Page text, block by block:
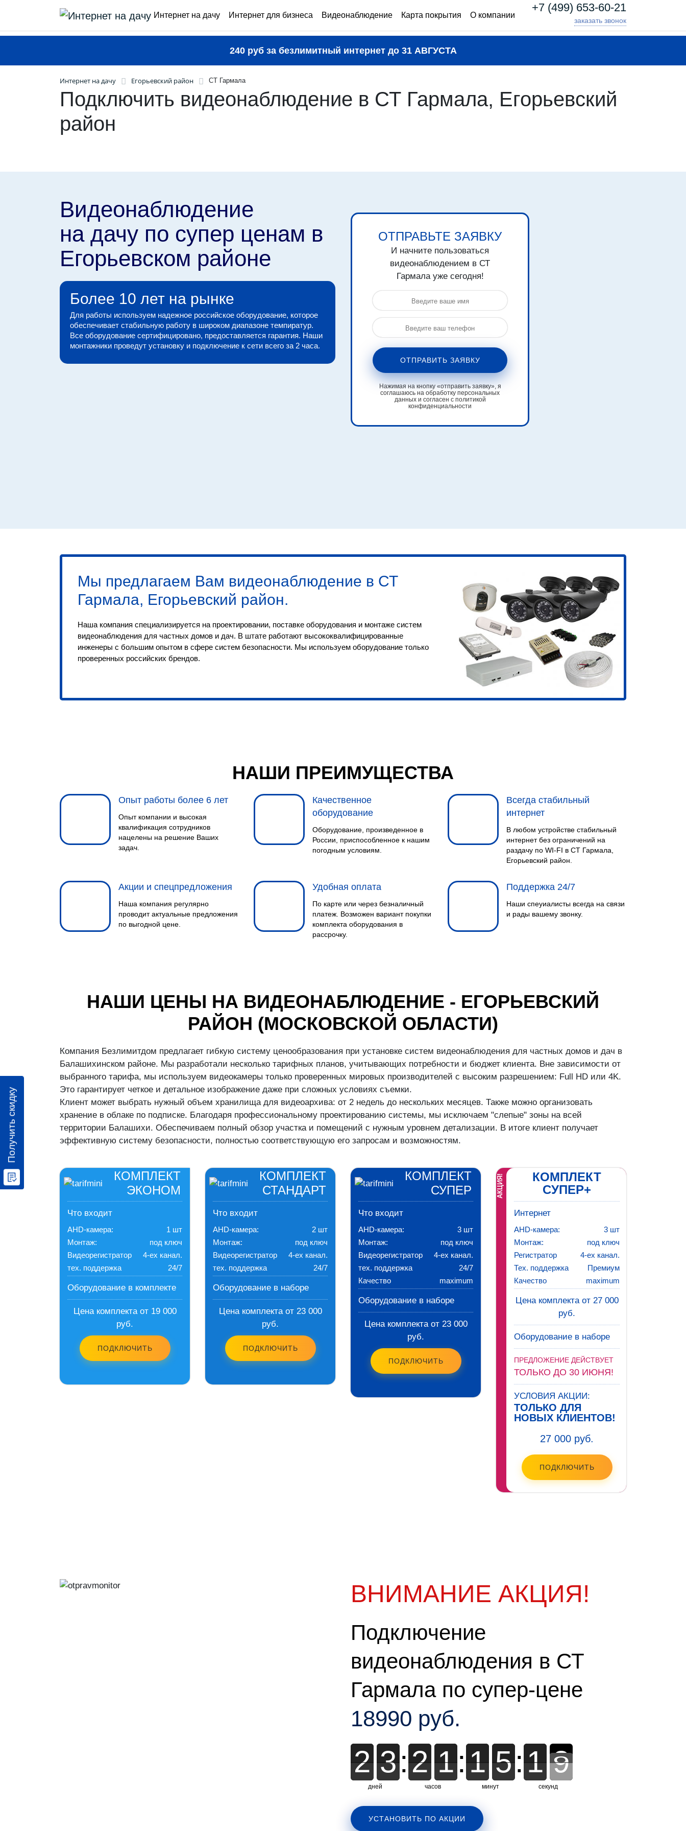
Интернет на дачу Интернет для бизнеса Видеонаблюдение Карта покрытия О компании
+7 (499) 653-60-21
заказать звонок
240 руб за безлимитный интернет до 31 АВГУСТА
Интернет на дачу Егорьевский район СТ Гармала
Подключить видеонаблюдение в СТ Гармала, Егорьевский
район
Видеонаблюдение
на дачу по супер ценам в
Егорьевском районе
Более 10 лет на рынке
Для работы используем надежное российское оборудование, которое
обеспечивает стабильную работу в широком диапазоне темпиратур.
Все оборудование сертифицировано, предоставляется гарантия. Наши
монтажники проведут установку и подключение к сети всего за 2 часа.
ОТПРАВЬТЕ ЗАЯВКУ
И начните пользоваться
видеонаблюдением в СТ
Гармала уже сегодня!
ОТПРАВИТЬ ЗАЯВКУ
Нажимая на кнопку «отправить заявку», я
соглашаюсь на обработку персональных
данных и согласен с политикой
конфиденциальности
Мы предлагаем Вам видеонаблюдение в СТ
Гармала, Егорьевский район.
Наша компания специализируется на проектировании, поставке оборудования и монтаже систем
видеонаблюдения для частных домов и дач. В штате работают высококвалифицированные
инженеры с большим опытом в сфере систем безопасности. Мы используем оборудование только
проверенных российских брендов.
НАШИ ПРЕИМУЩЕСТВА
Опыт работы более 6 лет
Опыт компании и высокая
квалификация сотрудников
нацелены на решение Ваших
задач.
Качественное
оборудование
Оборудование, произведенное в
России, приспособленное к нашим
погодным условиям.
Всегда стабильный
интернет
В любом устройстве стабильный
интернет без ограничений на
раздачу по WI-FI в СТ Гармала,
Егорьевский район.
Акции и спецпредложения
Наша компания регулярно
проводит актуальные предложения
по выгодной цене.
Удобная оплата
По карте или через безналичный
платеж. Возможен вариант покупки
комплекта оборудования в
рассрочку.
Поддержка 24/7
Наши спеуиалисты всегда на связи
и рады вашему звонку.
НАШИ ЦЕНЫ НА ВИДЕОНАБЛЮДЕНИЕ - ЕГОРЬЕВСКИЙ
РАЙОН (МОСКОВСКОЙ ОБЛАСТИ)
Компания Безлимитдом предлагает гибкую систему ценообразования при установке систем видеонаблюдения для частных домов и дач в
Балашихинском районе. Мы разработали несколько тарифных планов, учитывающих потребности и бюджет клиента. Вне зависимости от
выбранного тарифа, мы используем видеокамеры только проверенных мировых производителей с высоким разрешением: Full HD или 4K.
Это гарантирует четкое и детальное изображение даже при сложных условиях съемки.
Клиент может выбрать нужный объем хранилища для видеоархива: от 2 недель до нескольких месяцев. Также можно организовать
хранение в облаке по подписке. Благодаря профессиональному проектированию системы, мы исключаем "слепые" зоны на всей
территории Балашихи. Обеспечиваем полный обзор участка и помещений с нужным уровнем детализации. В итоге клиент получает
эффективную систему безопасности, полностью соответствующую его запросам и возможностям.
КОМПЛЕКТ
ЭКОНОМ
Что входит
AHD-камера:
1 шт
Монтаж:
под ключ
Видеорегистратор
4-ех канал.
тех. поддержка
24/7
Оборудование в комплекте
Цена комплекта от 19 000
руб.
ПОДКЛЮЧИТЬ
КОМПЛЕКТ
СТАНДАРТ
Что входит
AHD-камера:
2 шт
Монтаж:
под ключ
Видеорегистратор
4-ех канал.
тех. поддержка
24/7
Оборудование в наборе
Цена комплекта от 23 000
руб.
ПОДКЛЮЧИТЬ
КОМПЛЕКТ
СУПЕР
Что входит
AHD-камера:
3 шт
Монтаж:
под ключ
Видеорегистратор
4-ех канал.
тех. поддержка
24/7
Качество
maximum
Оборудование в наборе
Цена комплекта от 23 000
руб.
ПОДКЛЮЧИТЬ
АКЦИЯ!
КОМПЛЕКТ
СУПЕР+
Интернет
AHD-камера:
3 шт
Монтаж:
под ключ
Регистратор
4-ех канал.
Тех. поддержка
Премиум
Качество
maximum
Цена комплекта от 27 000
руб.
Оборудование в наборе
ПРЕДЛОЖЕНИЕ ДЕЙСТВУЕТ
ТОЛЬКО ДО 30 ИЮНЯ!
УСЛОВИЯ АКЦИИ:
ТОЛЬКО ДЛЯ
НОВЫХ КЛИЕНТОВ!
27 000 руб.
ПОДКЛЮЧИТЬ
ВНИМАНИЕ АКЦИЯ!
Подключение
видеонаблюдения в СТ
Гармала по супер-цене
18990 руб.
дней
2
2 3
3:
часов
2
2 1
1:
минут
1
1 5
5:
секунд
1
1
1 7
8
8
УСТАНОВИТЬ ПО АКЦИИ
Получить скидку